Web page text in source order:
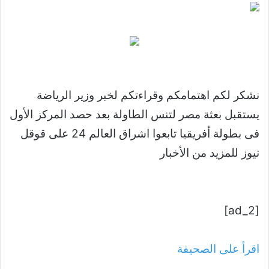
نشكر لكم اهتمامكم وقراءتكم لخبر وزير الرياضة
يستقبل بعثة مصر لتنس الطاولة بعد حصد المركز الأول
فى بطولة أفريقيا تابعوا اشراق العالم 24 على قوقل
نيوز للمزيد من الأخبار
[ad_2]
اقرأ على الصحيفة